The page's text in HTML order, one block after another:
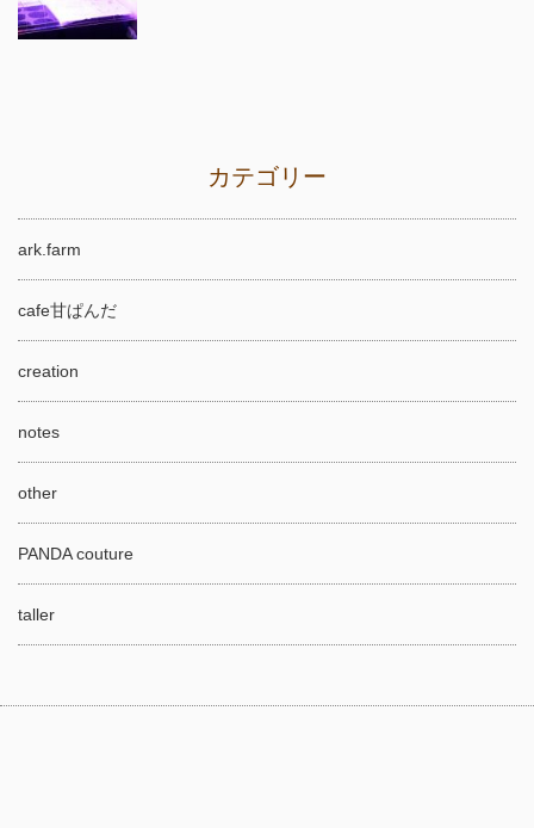
カテゴリー
ark.farm
cafe甘ぱんだ
creation
notes
other
PANDA couture
taller